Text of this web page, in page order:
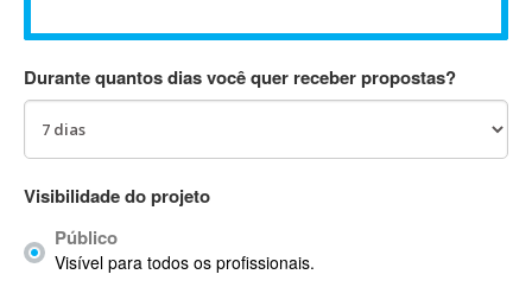
AC Drives
ACARS
AccountMate
Acrobat
Acrobat X
Durante quantos dias você quer receber propostas?
Visibilidade do projeto
Público
Visível para todos os profissionais.